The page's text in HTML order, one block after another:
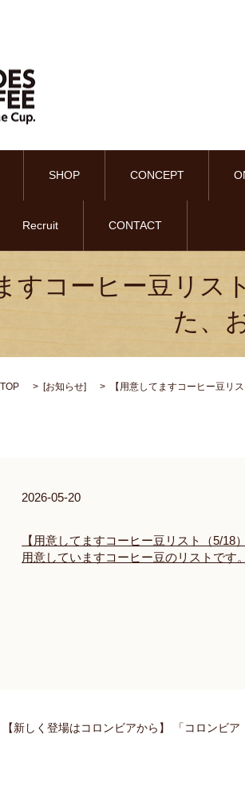
SHOP CONCEPT
Recruit CONTACT
すコーヒー豆リ
た、
TOP [お知らせ] 【用意してますコーヒー豆リ
2026-05-20
【用意してますコーヒー豆リスト（5/18）
用意していますコーヒー豆のリストです
【新しく登場はコロンビアから】 「コロン